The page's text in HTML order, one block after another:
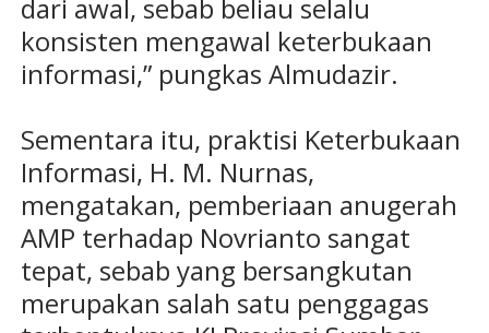
dari awal, sebab beliau selalu
konsisten mengawal keterbukaan
informasi,” pungkas Almudazir.
Sementara itu, praktisi Keterbukaan
Informasi, H. M. Nurnas,
mengatakan, pemberiaan anugerah
AMP terhadap Novrianto sangat
tepat, sebab yang bersangkutan
merupakan salah satu penggagas